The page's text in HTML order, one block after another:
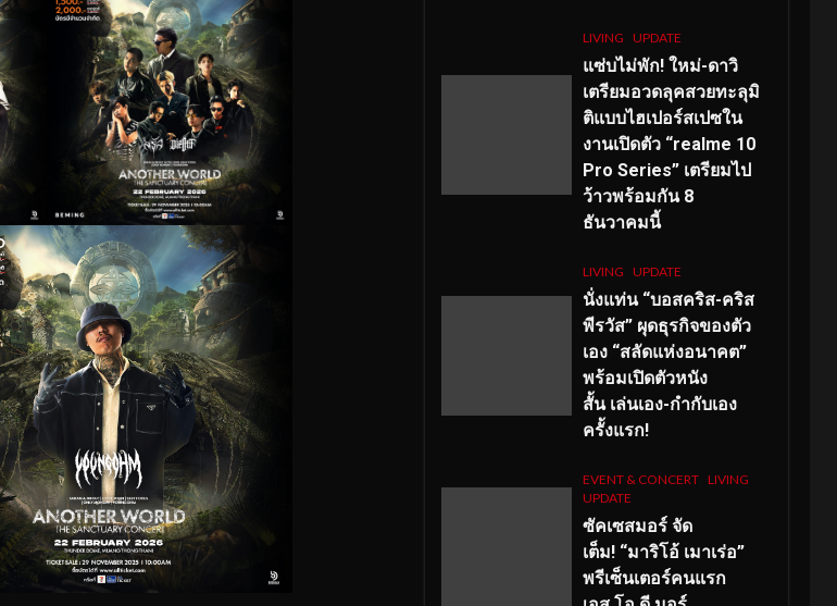
LIVING UPDATE
แซ่บไม่พัก! ใหม่-ดาวิ
เตรียมอวดลุคสวยทะลุมิ
ติแบบไฮเปอร์สเปซใน
งานเปิดตัว “realme 10
Pro Series” เตรียมไป
ว้าวพร้อมกัน 8
ธันวาคมนี้
LIVING UPDATE
นั่งแท่น “บอสคริส-คริส
พีรวัส” ผุดธุรกิจของตัว
เอง “สลัดแห่งอนาคต”
พร้อมเปิดตัวหนัง
สั้น เล่นเอง-กำกับเอง
ครั้งแรก!
EVENT & CONCERT LIVING
UPDATE
ซัคเซสมอร์ จัด
เต็ม! “มาริโอ้ เมาเร่อ”
พรีเซ็นเตอร์คนแรก